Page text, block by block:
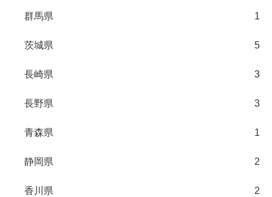
群馬県 1
茨城県 5
長崎県 3
長野県 3
青森県 1
静岡県 2
香川県 2